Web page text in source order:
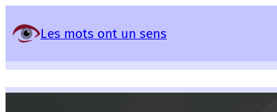
Les mots ont un sens
Panneau de gestion des services